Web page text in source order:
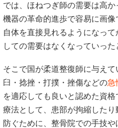
では、ほねつぎ師の需要は高
機器の革命的進歩で容易に画
自体を直接見れるようになっ
しての需要はなくなっていった
そこで国が柔道整復師に与え
臼・捻挫・打撲・挫傷などの急
を適応しても良いと認めた資
療法として、患部が拘縮した
防ぐために、整骨院での手技